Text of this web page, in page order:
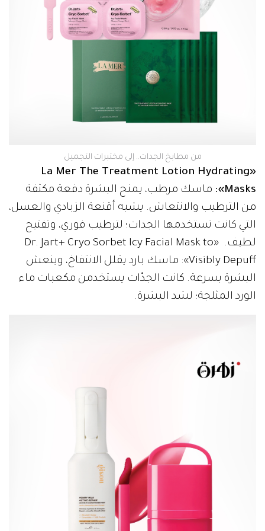
من مطابخ الجدات.. إلى مختبرات التجميل
«La Mer The Treatment Lotion Hydrating
Masks»:
ماسك مرطب، يمنح البشرة دفعة مكثفة
من الترطيب والانتعاش. يشبه أقنعة الزبادي والعسل،
التي كانت تستخدمها الجدات؛ لترطيب فوري، وتفتيح
لطيف. «Dr. Jart+ Cryo Sorbet Icy Facial Mask to
Visibly Depuff»: ماسك بارد يقلل الانتفاخ، وينعش
البشرة بسرعة. كانت الجدّات يستخدمن مكعبات ماء
الورد المثلجة؛ لشد البشرة.